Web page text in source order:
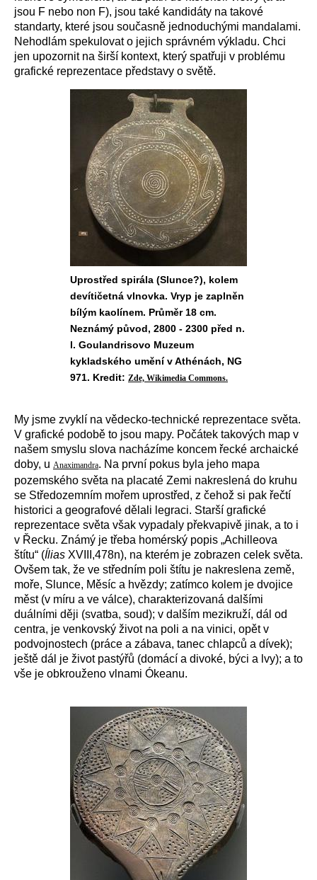
jsou F nebo non F), jsou také kandidáty na takové
standarty, které jsou současně jednoduchými mandalami.
Nehodlám spekulovat o jejich správném výkladu. Chci
jen upozornit na širší kontext, který spatřuji v problému
grafické reprezentace představy o světě.
Uprostřed spirála (Slunce?), kolem
devítičetná vlnovka. Vryp je zaplněn
bílým kaolínem. Průměr 18 cm.
Neznámý původ, 2800 - 2300 před n.
l. Goulandrisovo Muzeum
kykladského umění v Athénách, NG
971. Kredit: Zde, Wikimedia Commons.
My jsme zvyklí na vědecko-technické reprezentace světa.
V grafické podobě to jsou mapy. Počátek takových map v
našem smyslu slova nacházíme koncem řecké archaické
doby, u Anaximandra. Na první pokus byla jeho mapa
pozemského světa na placaté Zemi nakreslená do kruhu
se Středozemním mořem uprostřed, z čehož si pak řečtí
historici a geografové dělali legraci. Starší grafické
reprezentace světa však vypadaly překvapivě jinak, a to i
v Řecku. Známý je třeba homérský popis „Achilleova
štítu“ (Ílias XVIII,478n), na kterém je zobrazen celek světa.
Ovšem tak, že ve středním poli štítu je nakreslena země,
moře, Slunce, Měsíc a hvězdy; zatímco kolem je dvojice
měst (v míru a ve válce), charakterizovaná dalšími
duálními ději (svatba, soud); v dalším mezikruží, dál od
centra, je venkovský život na poli a na vinici, opět v
podvojnostech (práce a zábava, tanec chlapců a dívek);
ještě dál je život pastýřů (domácí a divoké, býci a lvy); a to
vše je obkrouženo vlnami Ókeanu.